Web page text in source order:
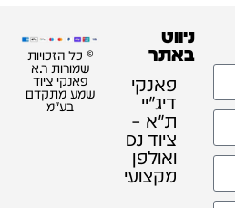
ניווט
באתר
פאנקי
דיג׳יי
ת"א –
ציוד DJ
ואולפן
מקצועי
© כל הזכויות
שמורות ר.א
פאנקי ציוד
שמע מתקדם
בע"מ